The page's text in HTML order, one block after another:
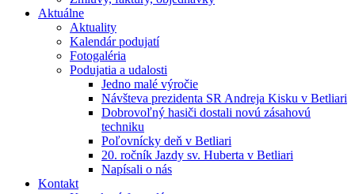
Aktuálne
Aktuality
Kalendár podujatí
Fotogaléria
Podujatia a udalosti
Jedno malé výročie
Návšteva prezidenta SR Andreja Kisku v Betliari
Dobrovoľný hasiči dostali novú zásahovú
techniku
Poľovnícky deň v Betliari
20. ročník Jazdy sv. Huberta v Betliari
Napísali o nás
Kontakt